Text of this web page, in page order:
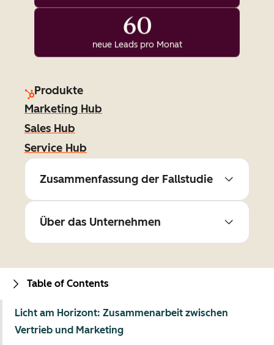
60
neue Leads pro Monat
Produkte
Marketing Hub
Sales Hub
Service Hub
Zusammenfassung der Fallstudie
Über das Unternehmen
Table of Contents
Licht am Horizont: Zusammenarbeit zwischen
Vertrieb und Marketing